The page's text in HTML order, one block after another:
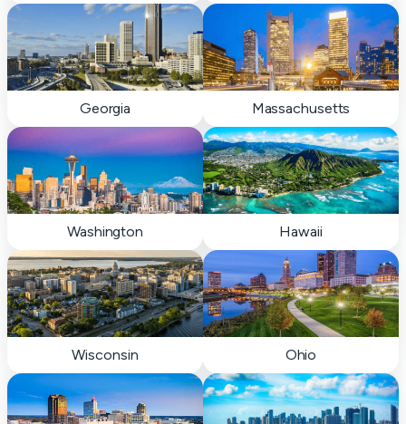
Georgia Massachusetts
Washington Hawaii
Wisconsin Ohio